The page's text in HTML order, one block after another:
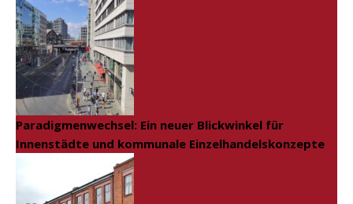
Paradigmenwechsel: Ein neuer Blickwinkel für
Innenstädte und kommunale Einzelhandelskonzepte